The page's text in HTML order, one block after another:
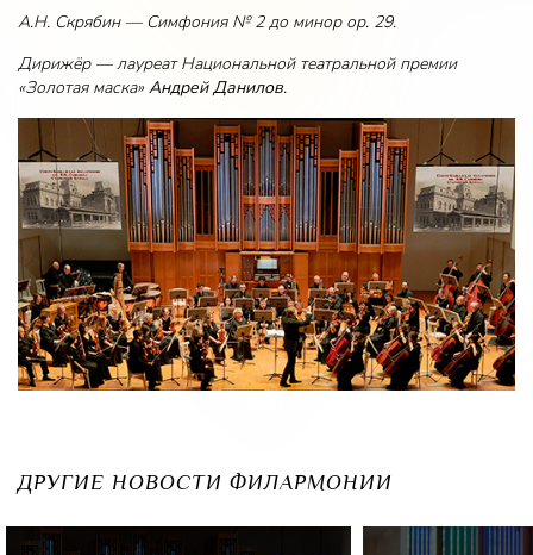
А.Н. Скрябин — Симфония № 2 до минор ор. 29.
Дирижёр — лауреат Национальной театральной премии
«Золотая маска» Андрей Данилов.
ДРУГИЕ НОВОСТИ ФИЛАРМОНИИ